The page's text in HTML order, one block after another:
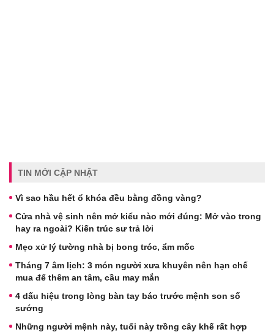
TIN MỚI CẬP NHẬT
Vì sao hầu hết ổ khóa đều bằng đồng vàng?
Cửa nhà vệ sinh nên mở kiểu nào mới đúng: Mở vào trong
hay ra ngoài? Kiến trúc sư trả lời
Mẹo xử lý tường nhà bị bong tróc, ẩm mốc
Tháng 7 âm lịch: 3 món người xưa khuyên nên hạn chế
mua để thêm an tâm, cầu may mắn
4 dấu hiệu trong lòng bàn tay báo trước mệnh son số
sướng
Những người mệnh này, tuổi này trồng cây khế rất hợp